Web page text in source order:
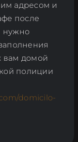
адресом и
после
нужно
вам домой
полиции
domicilo-